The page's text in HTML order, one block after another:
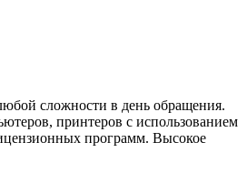
сложности в день обращения.
принтеров с использованием
программ. Высокое